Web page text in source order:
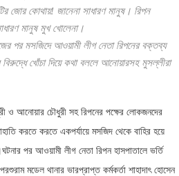
জোর কোথায়! জানেনা সাধারণ মানুষ। রিপন
মানুষ মুখ খোলেনা।
পর মসজিদে আওয়ামী লীগ নেতা রিপনের বক্তব্য
খোঁচা দিয়ে কথা বললে আনোয়ারসহ মুসল্লীরা
ও আনোয়ার চৌধুরী সহ রিপনের পক্ষের লোকজনদের
করতে করতে একপর্যায়ে মসজিদ থেকে বাহির হয়ে
পর আওয়ামী লীগ নেতা রিপন হাসপাতালে ভর্তি
মডেল থানার ভারপ্রাপ্ত কর্মকর্তা শাহাদাৎ হোসেন